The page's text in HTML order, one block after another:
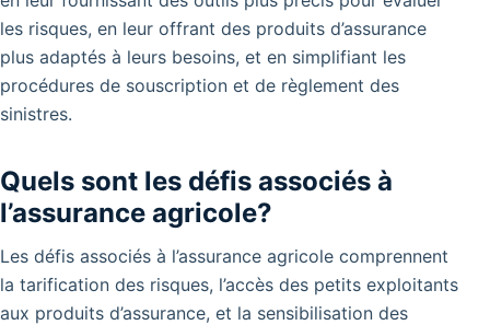
les risques, en leur offrant des produits d’assurance
plus adaptés à leurs besoins, et en simplifiant les
procédures de souscription et de règlement des
sinistres.
Quels sont les défis associés à
l’assurance agricole?
Les défis associés à l’assurance agricole comprennent
la tarification des risques, l’accès des petits exploitants
aux produits d’assurance, et la sensibilisation des